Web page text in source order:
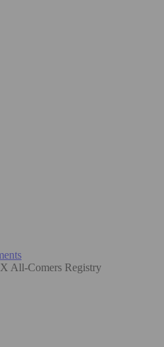
All-Comers Registry